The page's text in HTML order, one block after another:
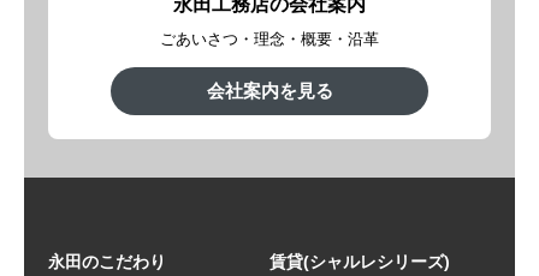
ごあいさつ・理念・概要・沿革
会社案内を見る
永田のこだわり 賃貸(シャルレシリーズ)